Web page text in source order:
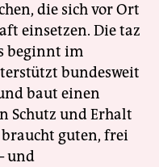
die sich vor Ort
einsetzen. Die taz
beginnt im
bundesweit
baut einen
Schutz und Erhalt
guten, frei
und